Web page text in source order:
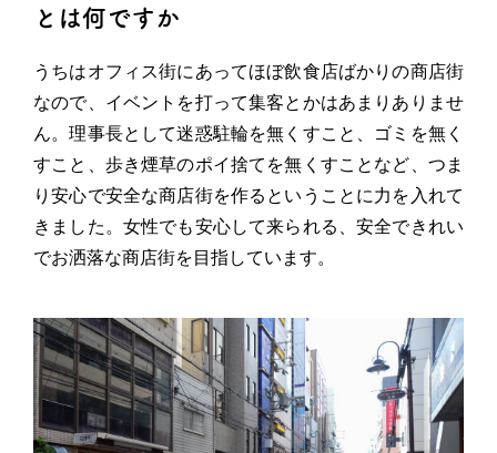
とは何ですか
うちはオフィス街にあってほぼ飲食店ばかりの商店街
なので、イベントを打って集客とかはあまりありませ
ん。理事長として迷惑駐輪を無くすこと、ゴミを無く
すこと、歩き煙草のポイ捨てを無くすことなど、つま
り安心で安全な商店街を作るということに力を入れて
きました。女性でも安心して来られる、安全できれい
でお洒落な商店街を目指しています。